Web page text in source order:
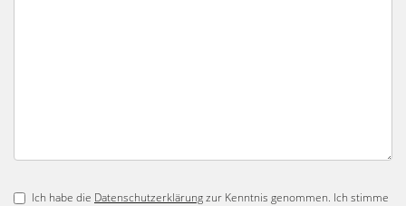
Ich habe die Datenschutzerklärungzur Kenntnis genommen. Ich stimme